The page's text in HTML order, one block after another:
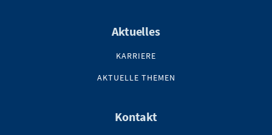
Aktuelles
KARRIERE
AKTUELLE THEMEN
Kontakt